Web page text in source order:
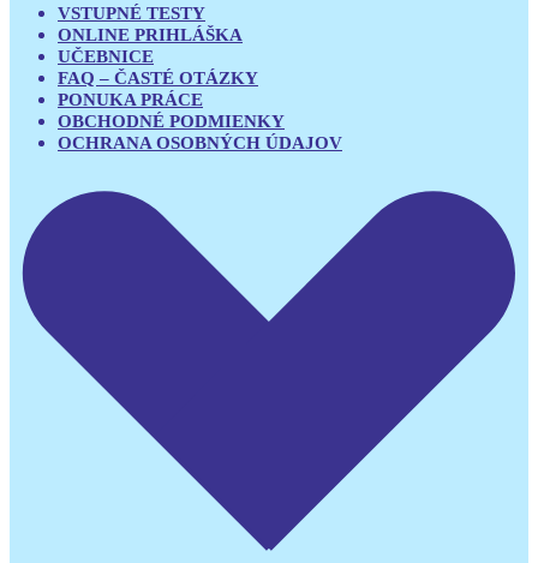
VSTUPNÉ TESTY
ONLINE PRIHLÁŠKA
UČEBNICE
FAQ – ČASTÉ OTÁZKY
PONUKA PRÁCE
OBCHODNÉ PODMIENKY
OCHRANA OSOBNÝCH ÚDAJOV